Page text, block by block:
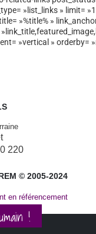
»list_links » limit=
»%title% »
»vertical » orderby=
220
© 2005-2024
en référencement
!